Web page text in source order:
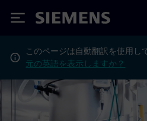
Siemens
このページは自動翻訳を使用し
元の英語を表示しますか？